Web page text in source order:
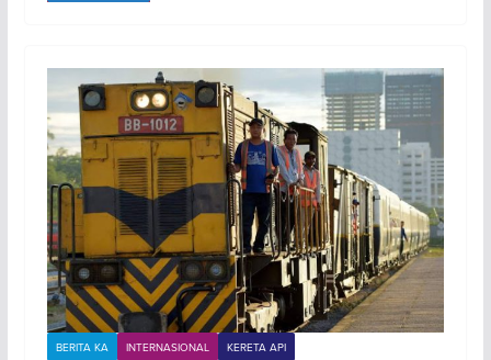
BERITA KA INTERNASIONAL KERETA API